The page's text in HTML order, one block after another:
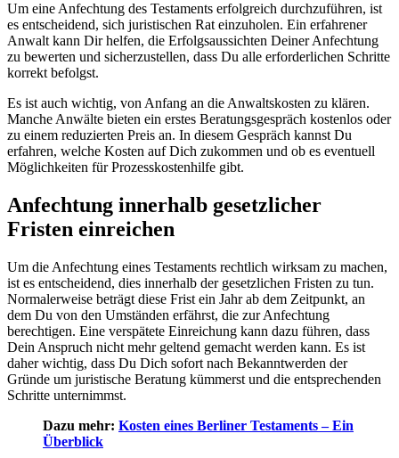
Um eine Anfechtung des Testaments erfolgreich durchzuführen, ist
es entscheidend, sich juristischen Rat einzuholen. Ein erfahrener
Anwalt kann Dir helfen, die Erfolgsaussichten Deiner Anfechtung
zu bewerten und sicherzustellen, dass Du alle erforderlichen Schritte
korrekt befolgst.
Es ist auch wichtig, von Anfang an die Anwaltskosten zu klären.
Manche Anwälte bieten ein erstes Beratungsgespräch kostenlos oder
zu einem reduzierten Preis an. In diesem Gespräch kannst Du
erfahren, welche Kosten auf Dich zukommen und ob es eventuell
Möglichkeiten für Prozesskostenhilfe gibt.
Anfechtung innerhalb gesetzlicher
Fristen einreichen
Um die Anfechtung eines Testaments rechtlich wirksam zu machen,
ist es entscheidend, dies innerhalb der gesetzlichen Fristen zu tun.
Normalerweise beträgt diese Frist ein Jahr ab dem Zeitpunkt, an
dem Du von den Umständen erfährst, die zur Anfechtung
berechtigen. Eine verspätete Einreichung kann dazu führen, dass
Dein Anspruch nicht mehr geltend gemacht werden kann. Es ist
daher wichtig, dass Du Dich sofort nach Bekanntwerden der
Gründe um juristische Beratung kümmerst und die entsprechenden
Schritte unternimmst.
Dazu mehr: Kosten eines Berliner Testaments – Ein
Überblick